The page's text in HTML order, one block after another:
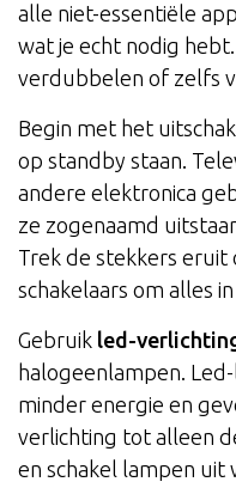
alle niet-essentiële
wat je echt nodig
verdubbelen of zelfs
Begin met het
op standby staan.
andere elektronica
ze zogenaamd
Trek de stekkers
schakelaars om alles
Gebruik led-
halogeenlampen.
minder energie en
verlichting tot alleen
en schakel lampen uit